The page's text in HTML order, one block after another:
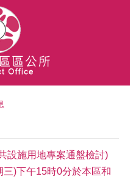
設施用地專案通盤檢討)
)下午15時0分於本區和